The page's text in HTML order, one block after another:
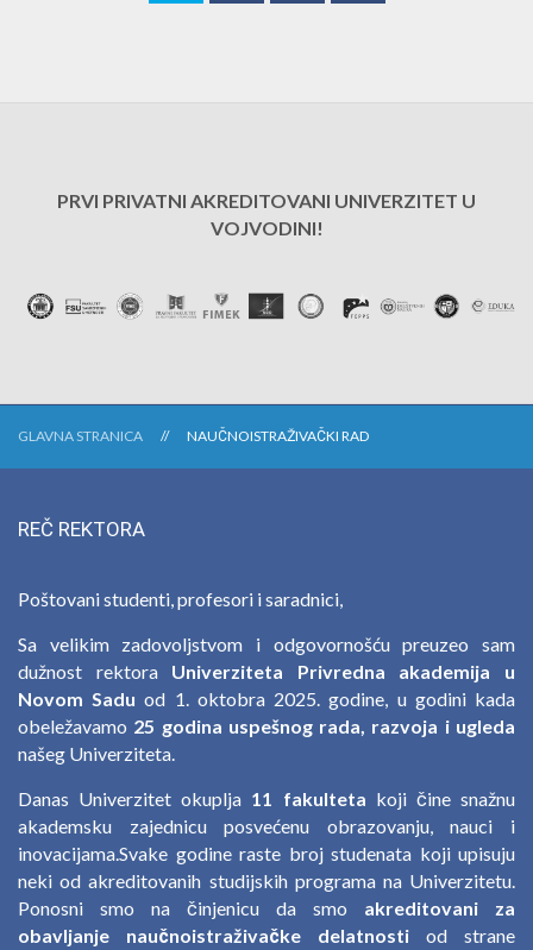
PRVI PRIVATNI AKREDITOVANI UNIVERZITET U
VOJVODINI!
GLAVNA STRANICA NAUČNOISTRAŽIVAČKI RAD
REČ REKTORA
Poštovani studenti, profesori i saradnici,
Sa velikim zadovoljstvom i odgovornošću preuzeo sam
dužnost rektora Univerziteta Privredna akademija u
Novom Sadu od 1. oktobra 2025. godine, u godini kada
obeležavamo 25 godina uspešnog rada, razvoja i ugleda
našeg Univerziteta.
Danas Univerzitet okuplja 11 fakulteta koji čine snažnu
akademsku zajednicu posvećenu obrazovanju, nauci i
inovacijama.Svake godine raste broj studenata koji upisuju
neki od akreditovanih studijskih programa na Univerzitetu.
Ponosni smo na činjenicu da smo akreditovani za
obavljanje naučnoistraživačke delatnosti od strane